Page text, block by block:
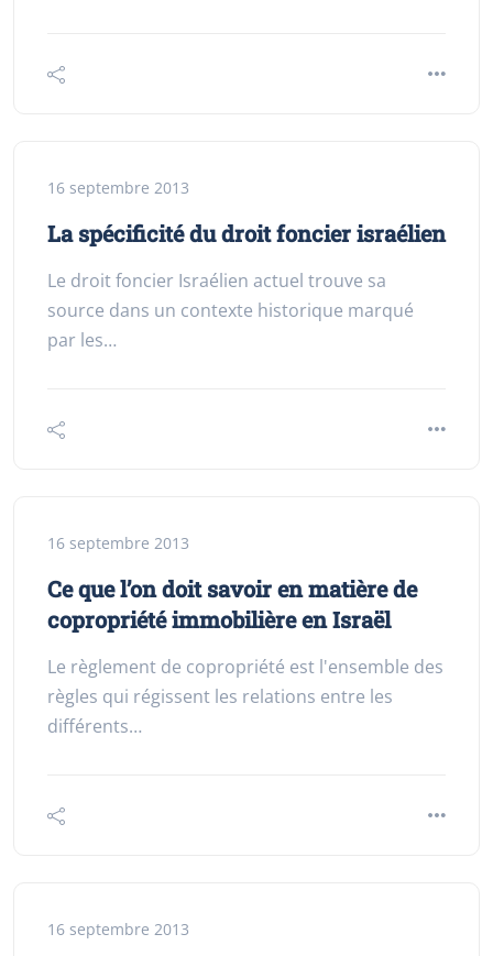
16 septembre 2013
La spécificité du droit foncier israélien
Le droit foncier Israélien actuel trouve sa
source dans un contexte historique marqué
par les…
16 septembre 2013
Ce que l’on doit savoir en matière de
copropriété immobilière en Israël
Le règlement de copropriété est l'ensemble des
règles qui régissent les relations entre les
différents…
16 septembre 2013